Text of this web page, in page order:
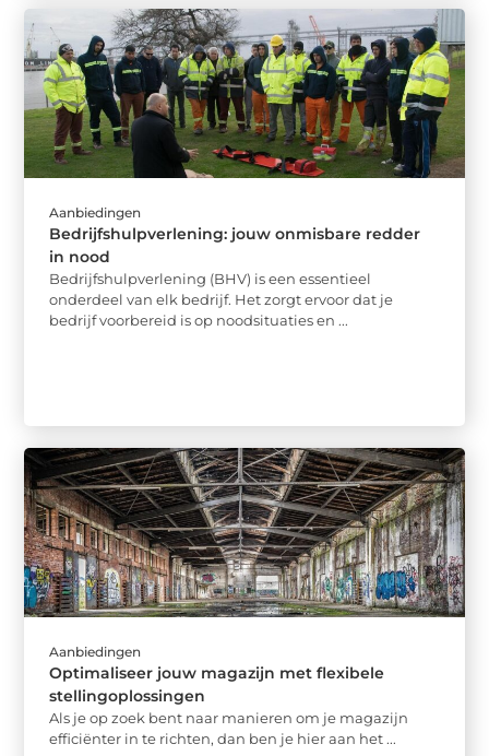
Aanbiedingen
Bedrijfshulpverlening: jouw onmisbare redder
in nood
Bedrijfshulpverlening (BHV) is een essentieel
onderdeel van elk bedrijf. Het zorgt ervoor dat je
bedrijf voorbereid is op noodsituaties en ...
Aanbiedingen
Optimaliseer jouw magazijn met flexibele
stellingoplossingen
Als je op zoek bent naar manieren om je magazijn
efficiënter in te richten, dan ben je hier aan het ...